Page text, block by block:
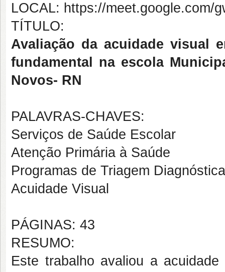
LOCAL: https://meet.google.com/
TÍTULO:
Avaliação da acuidade visual
fundamental na escola
Novos- RN
PALAVRAS-CHAVES:
Serviços de Saúde Escolar
Atenção Primária à Saúde
Programas de Triagem Diagnóstica
Acuidade Visual
PÁGINAS: 43
RESUMO:
Este trabalho avaliou a